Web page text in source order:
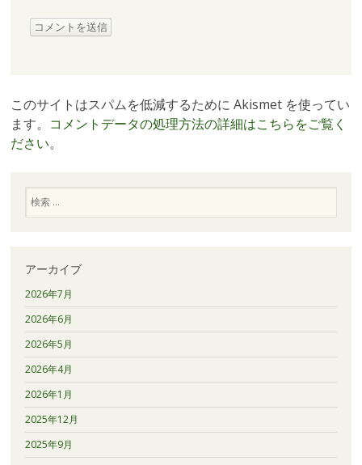
このサイトはスパムを低減するために Akismet を使ってい
ます。 コメントデータの処理方法の詳細はこちらをご覧く
ださい。
索
アーカイブ
2026年7月
2026年6月
2026年5月
2026年4月
2026年1月
2025年12月
2025年9月